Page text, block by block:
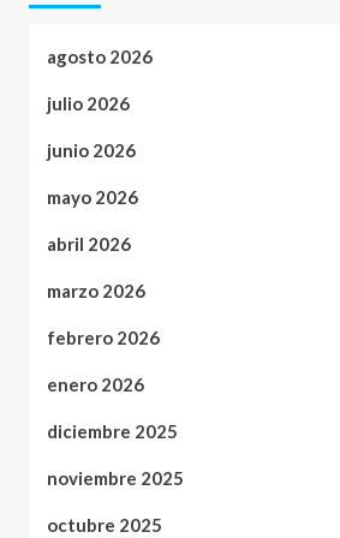
agosto 2026
julio 2026
junio 2026
mayo 2026
abril 2026
marzo 2026
febrero 2026
enero 2026
diciembre 2025
noviembre 2025
octubre 2025